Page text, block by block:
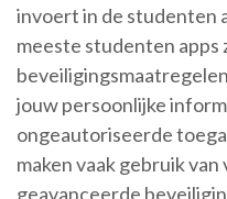
invoert in de studenten
meeste studenten
jouw persoonlijke
ongeautoriseerde
maken vaak gebruik
geavanceerde